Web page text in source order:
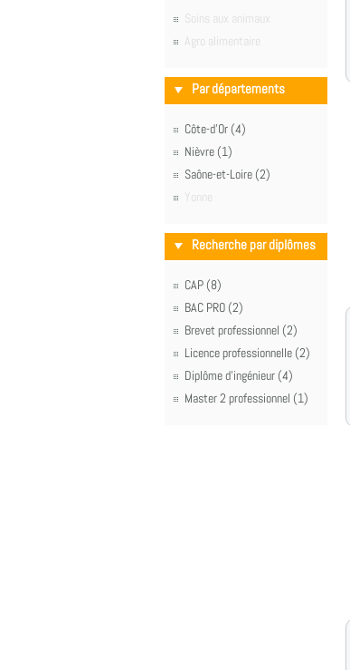
Soins aux animaux
Agro alimentaire
Par départements
Côte-d'Or (4)
Nièvre (1)
Saône-et-Loire (2)
Yonne
Recherche par diplômes
CAP (8)
BAC PRO (2)
Brevet professionnel (2)
Licence professionnelle (2)
Diplôme d'ingénieur (4)
Master 2 professionnel (1)